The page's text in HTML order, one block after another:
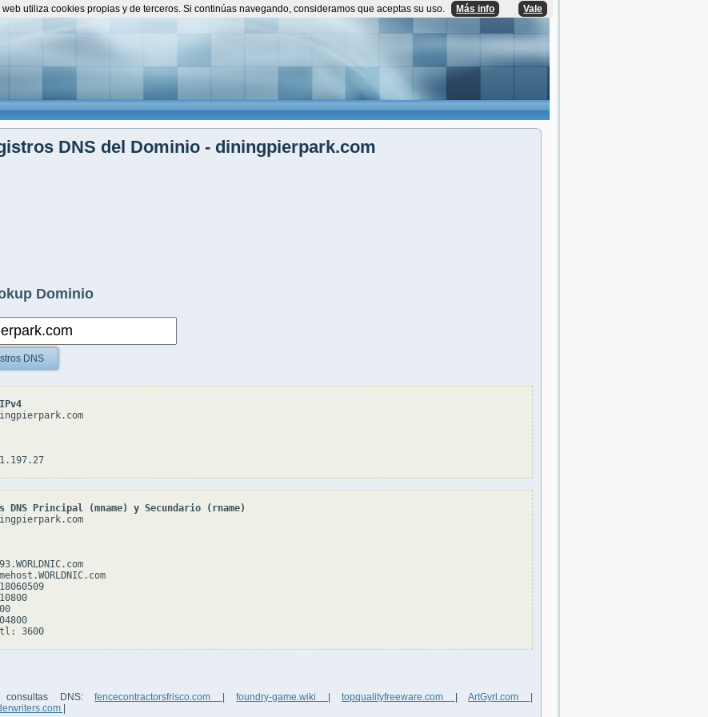
DNS del Dominio - diningpierpark.com
Dominio
DNS
ip: 208.91.197.27
DNS Principal (mname) y Secundario (rname)
minimum-ttl: 3600
consultas DNS:fencecontractorsfrisco.com |foundry-game.wiki |topqualityfreeware.com |ArtGyrl.com
web utiliza cookies propias y de terceros. Si continúas navegando, consideramos que aceptas su uso. Más info Vale